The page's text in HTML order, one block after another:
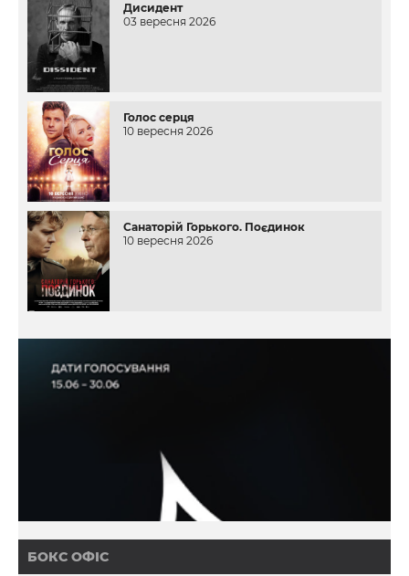
Дисидент
03 вересня 2026
Голос серця
10 вересня 2026
Санаторій Горького. Поєдинок
10 вересня 2026
БОКС ОФІС